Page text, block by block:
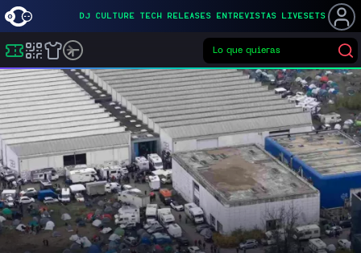
DJ CULTURE TECH RELEASES ENTREVISTAS LIVESETS
Lo que quieras
Buscar eventos